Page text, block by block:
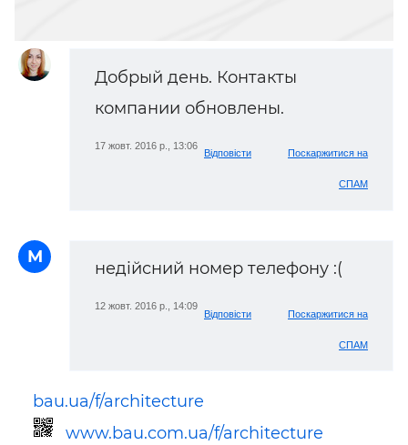
Добрый день. Контакты
компании обновлены.
17 жовт. 2016 р., 13:06
Відповісти Поскаржитися на
СПАМ
М
недійсний номер телефону :(
12 жовт. 2016 р., 14:09
Відповісти Поскаржитися на
СПАМ
bau.ua/f/architecture
www.bau.com.ua/f/architecture